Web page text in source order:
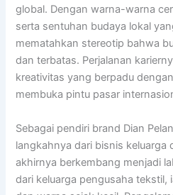
global. Dengan warna-warna
serta sentuhan budaya lokal
mematahkan stereotip bahwa
dan terbatas. Perjalanan
kreativitas yang berpadu
membuka pintu pasar
Sebagai pendiri brand Dian
langkahnya dari bisnis keluarga
akhirnya berkembang menjadi
dari keluarga pengusaha tekstil,